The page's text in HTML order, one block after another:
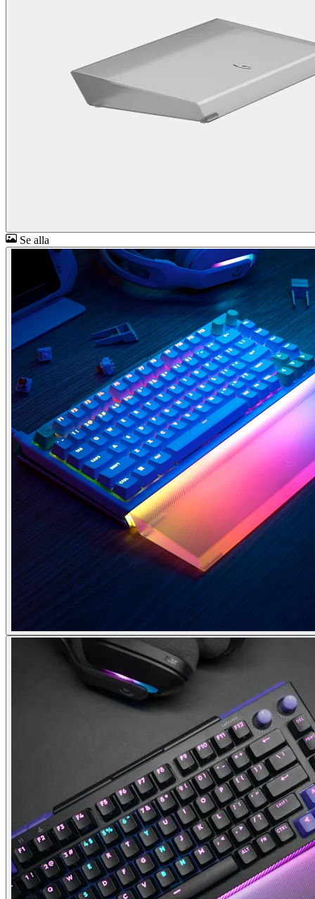
Se alla